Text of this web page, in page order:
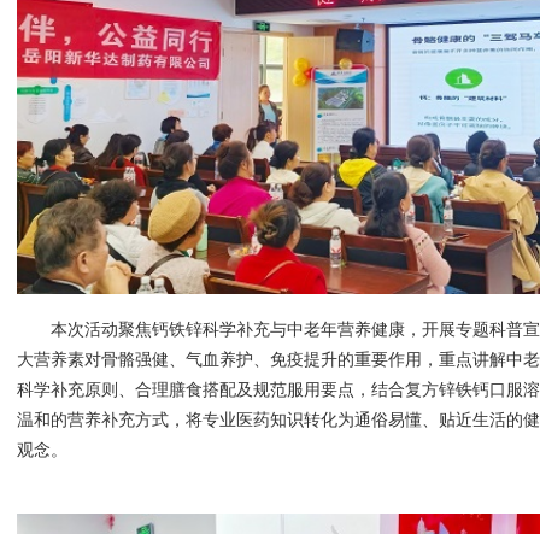
本次活动聚焦钙铁锌科学补充与中老年营养健康，开展专题科普
大营养素对骨骼强健、气血养护、免疫提升的重要作用，重点讲解中
科学补充原则、合理膳食搭配及规范服用要点，结合复方锌铁钙口服
温和的营养补充方式，将专业医药知识转化为通俗易懂、贴近生活的
观念。